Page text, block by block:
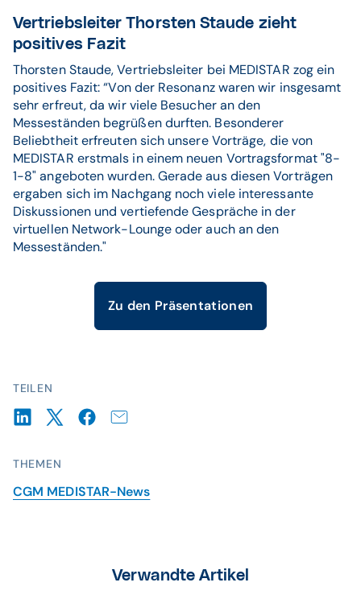
TEILEN
THEMEN
CGM MEDISTAR-News
Vertriebsleiter Thorsten Staude zieht
positives Fazit
Thorsten Staude, Vertriebsleiter bei MEDISTAR zog ein
positives Fazit: “Von der Resonanz waren wir insgesamt
sehr erfreut, da wir viele Besucher an den
Messeständen begrüßen durften. Besonderer
Beliebtheit erfreuten sich unsere Vorträge, die von
MEDISTAR erstmals in einem neuen Vortragsformat "8-
1-8" angeboten wurden. Gerade aus diesen Vorträgen
ergaben sich im Nachgang noch viele interessante
Diskussionen und vertiefende Gespräche in der
virtuellen Network-Lounge oder auch an den
Messeständen."
Zu den Präsentationen
Verwandte Artikel